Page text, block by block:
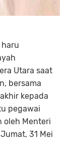
Utara saat
bersama
kepada
pegawai
oleh Menteri
31 Mei